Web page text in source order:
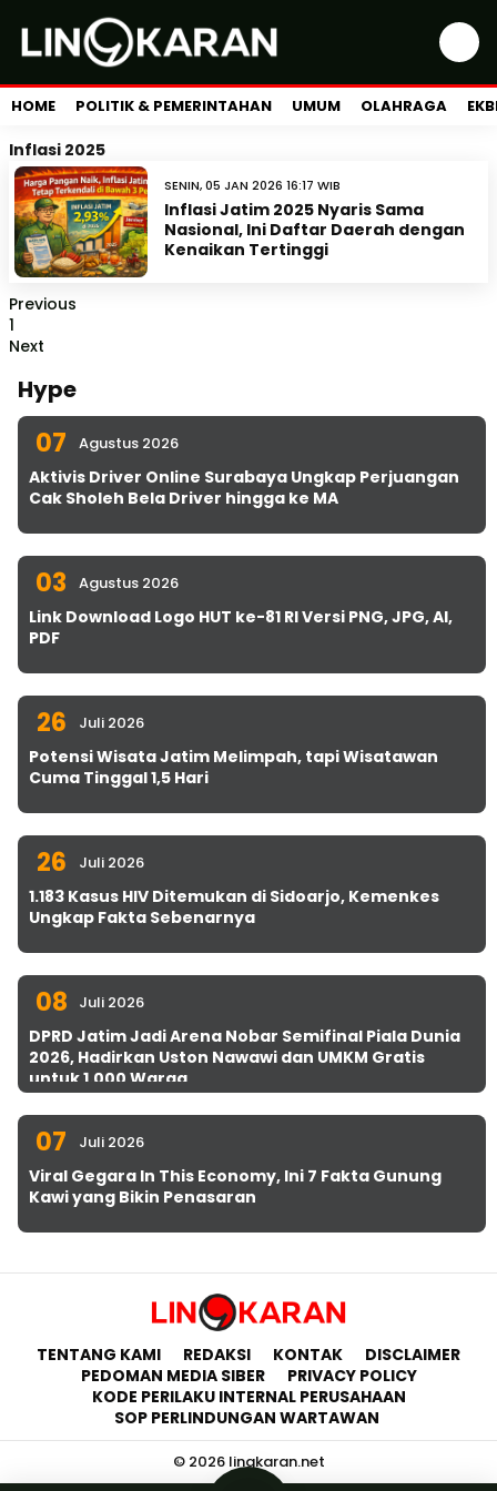
HOME POLITIK & PEMERINTAHAN UMUM OLAHRAGA
Inflasi 2025
SENIN, 05 JAN 2026 16:17 WIB
Inflasi Jatim 2025 Nyaris Sama
Nasional, Ini Daftar Daerah dengan
Kenaikan Tertinggi
Previous
1
Next
Hype
07 Agustus 2026
Aktivis Driver Online Surabaya Ungkap Perjuangan
Cak Sholeh Bela Driver hingga ke MA
03 Agustus 2026
Link Download Logo HUT ke-81 RI Versi PNG, JPG, AI,
PDF
26 Juli 2026
Potensi Wisata Jatim Melimpah, tapi Wisatawan
Cuma Tinggal 1,5 Hari
26 Juli 2026
1.183 Kasus HIV Ditemukan di Sidoarjo, Kemenkes
Ungkap Fakta Sebenarnya
08 Juli 2026
DPRD Jatim Jadi Arena Nobar Semifinal Piala Dunia
2026, Hadirkan Uston Nawawi dan UMKM Gratis
untuk 1.000 Warga
07 Juli 2026
Viral Gegara In This Economy, Ini 7 Fakta Gunung
Kawi yang Bikin Penasaran
TENTANG KAMI REDAKSI KONTAK
DISCLAIMER
PEDOMAN MEDIA SIBER
PRIVACY POLICY
KODE PERILAKU INTERNAL PERUSAHAAN
SOP PERLINDUNGAN WARTAWAN
© 2026 lingkaran.net